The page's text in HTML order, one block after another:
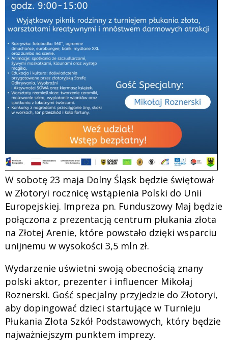
W sobotę 23 maja Dolny Śląsk będzie świętował
w Złotoryi rocznicę wstąpienia Polski do Unii
Europejskiej. Impreza pn. Funduszowy Maj będzie
połączona z prezentacją centrum płukania złota
na Złotej Arenie, które powstało dzięki wsparciu
unijnemu w wysokości 3,5 mln zł.
Wydarzenie uświetni swoją obecnością znany
polski aktor, prezenter i influencer Mikołaj
Roznerski. Gość specjalny przyjedzie do Złotoryi,
aby dopingować dzieci startujące w Turnieju
Płukania Złota Szkół Podstawowych, który będzie
najważniejszym punktem imprezy.